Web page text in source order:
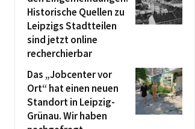
Historische Quellen zu
Leipzigs Stadtteilen
sind jetzt online
recherchierbar
Das „Jobcenter vor
Ort“ hat einen neuen
Standort in Leipzig-
Grünau. Wir haben